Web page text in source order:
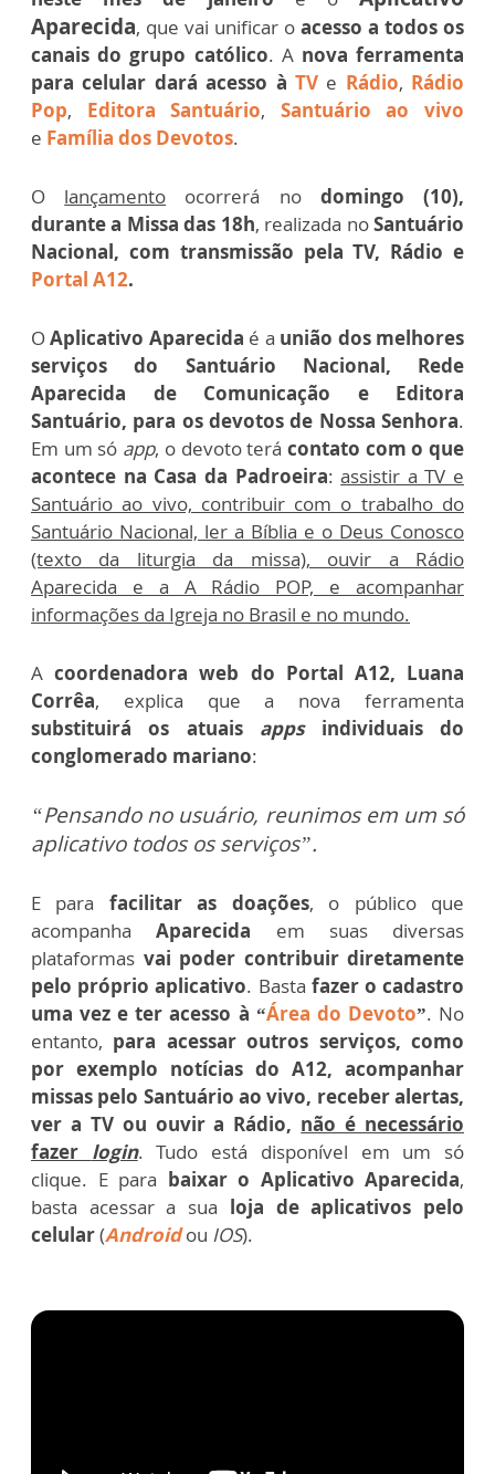
Aparecida, que vai unificar o acesso a todos os
canais do grupo católico. Anova ferramenta
para celular dará acesso à TVe Rádio, Rádio
Pop, Editora Santuário, Santuário ao vivo
e Família dos Devotos.
O lançamento ocorrerá no domingo (10),
durante a Missa das 18h, realizada noSantuário
Nacional, com transmissão pela TV, Rádio e
Portal A12.
OAplicativo Aparecida é a união dos melhores
serviços do Santuário Nacional, Rede
Aparecida de Comunicação e Editora
Santuário, para os devotos de Nossa Senhora.
Em um só app, o devoto terá contato com o que
acontece na Casa da Padroeira:assistir a TV e
Santuário ao vivo, contribuir com o trabalho do
Santuário Nacional, ler a Bíblia e o Deus Conosco
(texto da liturgia da missa), ouvir a Rádio
Aparecida e a A Rádio POP, e acompanhar
informações da Igreja no Brasil e no mundo.
Acoordenadora web do Portal A12, Luana
Corrêa, explica que a nova ferramenta
substituirá os atuais apps individuais do
conglomerado mariano:
“Pensando no usuário, reunimos em um só
aplicativo todos os serviços”.
E para facilitar as doações, o público que
acompanhaAparecida em suas diversas
plataformas vai poder contribuir diretamente
pelo próprio aplicativo. Basta fazer o cadastro
uma vez e ter acesso à “Área do Devoto”. No
entanto, para acessar outros serviços, como
por exemplo notícias do A12, acompanhar
missas pelo Santuário ao vivo, receber alertas,
ver a TV ou ouvir a Rádio, não é necessário
fazer login.Tudo está disponível em um só
clique. E para baixar o Aplicativo Aparecida,
basta acessar a sua loja de aplicativos pelo
celular(Androidou IOS).